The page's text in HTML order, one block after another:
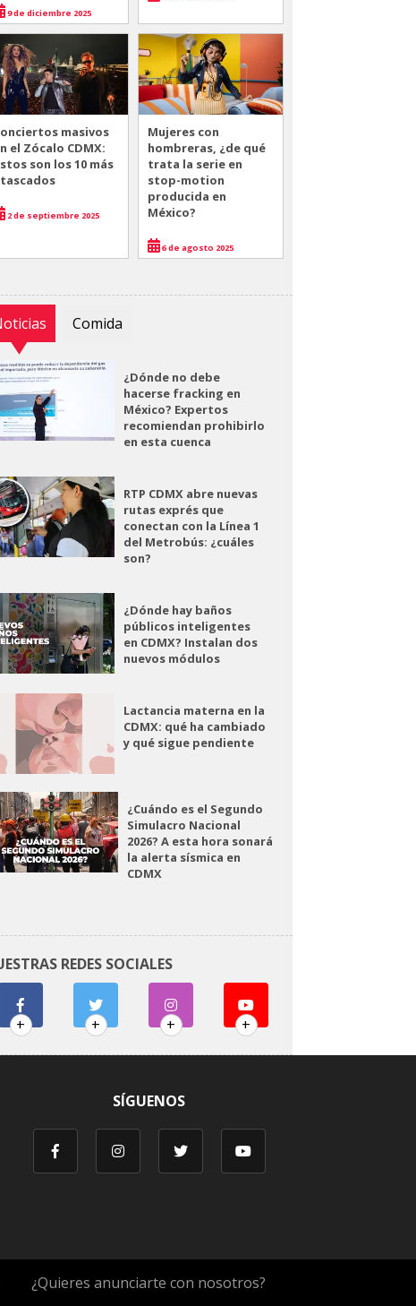
9 de diciembre 2025
masivos
el Zócalo CDMX:
son los 10 más
2 de septiembre 2025
Mujeres con
hombreras, ¿de qué
trata la serie en
stop-motion
producida en
México?
6 de agosto 2025
Comida
¿Dónde no debe
hacerse fracking en
México? Expertos
recomiendan prohibirlo
en esta cuenca
RTP CDMX abre nuevas
rutas exprés que
conectan con la Línea 1
del Metrobús: ¿cuáles
son?
¿Dónde hay baños
públicos inteligentes
en CDMX? Instalan dos
nuevos módulos
Lactancia materna en la
CDMX: qué ha cambiado
y qué sigue pendiente
¿Cuándo es el Segundo
Simulacro Nacional
2026? A esta hora sonará
la alerta sísmica en
CDMX
REDES SOCIALES
+ + + +
SÍGUENOS
¿Quieres anunciarte con nosotros?